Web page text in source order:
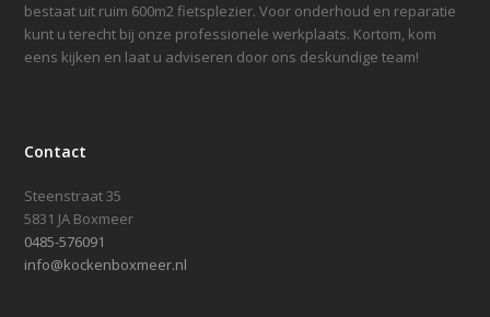
bestaat uit ruim 600m2 fietsplezier. Voor onderhoud en reparatie
kunt u terecht bij onze professionele werkplaats. Kortom, kom
eens kijken en laat u adviseren door ons deskundige team!
Contact
Steenstraat 35
5831 JA Boxmeer
0485-576091
info@kockenboxmeer.nl